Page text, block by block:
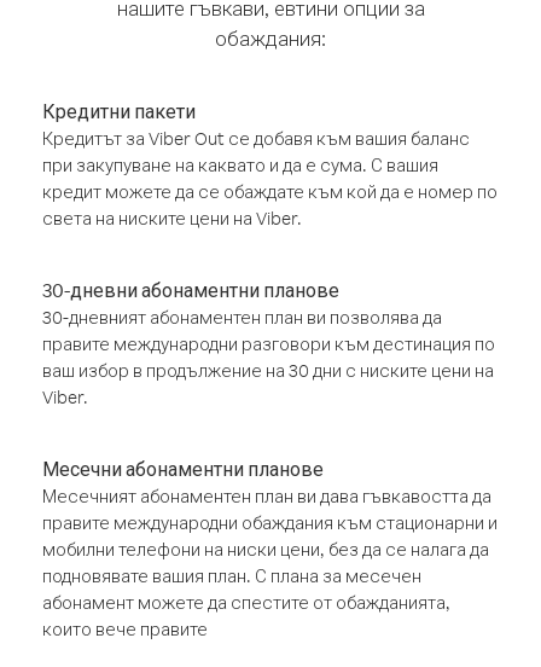
нашите гъвкави, евтини опции за
обаждания:
Кредитни пакети
Кредитът за Viber Out се добавя към вашия баланс
при закупуване на каквато и да е сума. С вашия
кредит можете да се обаждате към кой да е номер по
света на ниските цени на Viber.
30-дневни абонаментни планове
30-дневният абонаментен план ви позволява да
правите международни разговори към дестинация по
ваш избор в продължение на 30 дни с ниските цени на
Viber.
Месечни абонаментни планове
Месечният абонаментен план ви дава гъвкавостта да
правите международни обаждания към стационарни и
мобилни телефони на ниски цени, без да се налага да
подновявате вашия план. С плана за месечен
абонамент можете да спестите от обажданията,
които вече правите